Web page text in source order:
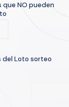
que NO pueden
del Loto sorteo